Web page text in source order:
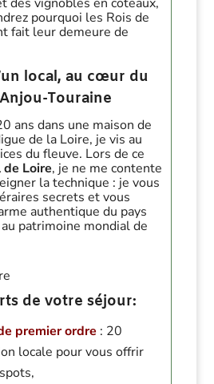
pourquoi les Rois de
fait leur demeure de
local, au cœur du
Touraine
ans dans une maison de
de la Loire, je vis au
du fleuve. Lors de ce
Loire, je ne me contente
la technique : je vous
secrets et vous
authentique du pays
patrimoine mondial de
de votre séjour:
premier ordre : 20
locale pour vous offrir